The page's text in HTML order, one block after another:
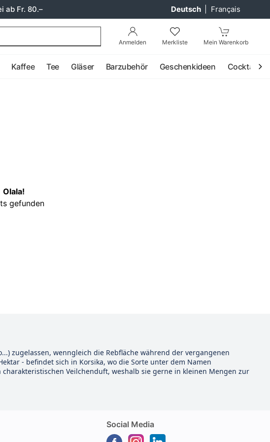
ab Fr. 80.– Deutsch Français
Anmelden Merkliste Mein Warenkorb
Kaffee Tee Gläser Barzubehör Geschenkideen Cocktail
Olala!
gefunden
zugelassen, wenngleich die Rebfläche während der vergangenen
- befindet sich in Korsika, wo die Sorte unter dem Namen
Veilchenduft, weshalb sie gerne in kleinen Mengen zur
Social Media